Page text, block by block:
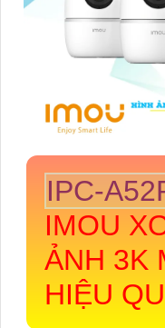
IPC-
IMOU
ẢNH 3K
HIỆU